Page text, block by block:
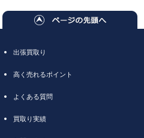
出張買取り
高く売れるポイント
よくある質問
買取り実績